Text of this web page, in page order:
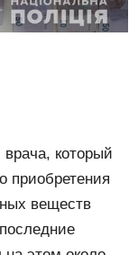
который
приобретения
веществ